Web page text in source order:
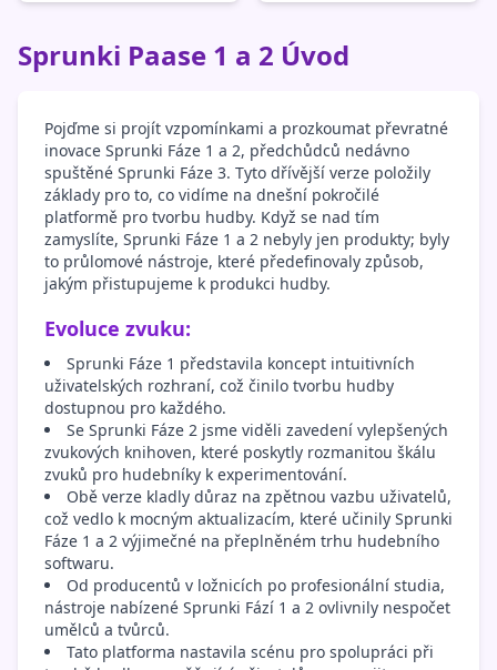
Sprunki Paase 1 a 2 Úvod
Pojďme si projít vzpomínkami a prozkoumat převratné
inovace Sprunki Fáze 1 a 2, předchůdců nedávno
spuštěné Sprunki Fáze 3. Tyto dřívější verze položily
základy pro to, co vidíme na dnešní pokročilé
platformě pro tvorbu hudby. Když se nad tím
zamyslíte, Sprunki Fáze 1 a 2 nebyly jen produkty; byly
to průlomové nástroje, které předefinovaly způsob,
jakým přistupujeme k produkci hudby.
Evoluce zvuku:
Sprunki Fáze 1 představila koncept intuitivních
uživatelských rozhraní, což činilo tvorbu hudby
dostupnou pro každého.
Se Sprunki Fáze 2 jsme viděli zavedení vylepšených
zvukových knihoven, které poskytly rozmanitou škálu
zvuků pro hudebníky k experimentování.
Obě verze kladly důraz na zpětnou vazbu uživatelů,
což vedlo k mocným aktualizacím, které učinily Sprunki
Fáze 1 a 2 výjimečné na přeplněném trhu hudebního
softwaru.
Od producentů v ložnicích po profesionální studia,
nástroje nabízené Sprunki Fází 1 a 2 ovlivnily nespočet
umělců a tvůrců.
Tato platforma nastavila scénu pro spolupráci při